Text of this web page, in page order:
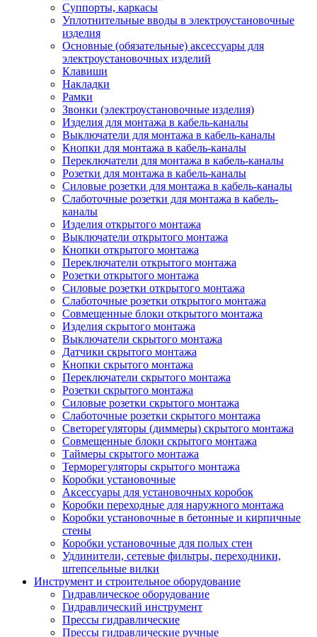
Суппорты, каркасы
Уплотнительные вводы в электроустановочные
изделия
Основные (обязательные) аксессуары для
электроустановочных изделий
Клавиши
Накладки
Рамки
Звонки (электроустановочные изделия)
Изделия для монтажа в кабель-каналы
Выключатели для монтажа в кабель-каналы
Кнопки для монтажа в кабель-каналы
Переключатели для монтажа в кабель-каналы
Розетки для монтажа в кабель-каналы
Силовые розетки для монтажа в кабель-каналы
Слаботочные розетки для монтажа в кабель-
каналы
Изделия открытого монтажа
Выключатели открытого монтажа
Кнопки открытого монтажа
Переключатели открытого монтажа
Розетки открытого монтажа
Силовые розетки открытого монтажа
Слаботочные розетки открытого монтажа
Совмещенные блоки открытого монтажа
Изделия скрытого монтажа
Выключатели скрытого монтажа
Датчики скрытого монтажа
Кнопки скрытого монтажа
Переключатели скрытого монтажа
Розетки скрытого монтажа
Силовые розетки скрытого монтажа
Слаботочные розетки скрытого монтажа
Светорегуляторы (диммеры) скрытого монтажа
Совмещенные блоки скрытого монтажа
Таймеры скрытого монтажа
Терморегуляторы скрытого монтажа
Коробки установочные
Аксессуары для установочных коробок
Коробки переходные для наружного монтажа
Коробки установочные в бетонные и кирпичные
стены
Коробки установочные для полых стен
Удлинители, сетевые фильтры, переходники,
штепсельные вилки
Инструмент и строительное оборудование
Гидравлическое оборудование
Гидравлический инструмент
Прессы гидравлические
Прессы гидравлические ручные